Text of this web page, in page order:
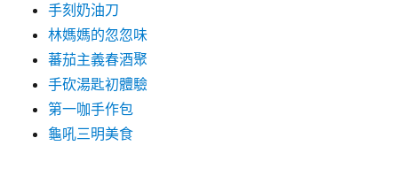
手刻奶油刀
林媽媽的忽忽味
蕃茄主義春酒聚
手砍湯匙初體驗
第一咖手作包
龜吼三明美食